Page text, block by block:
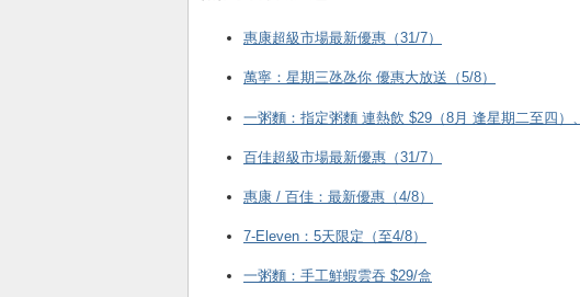
惠康超級市場最新優惠（31/7）
萬寧：星期三氹氹你 優惠大放送（5/8）
一粥麵：指定粥麵 連熱飲 $29（8月 逢星期二至四）、
百佳超級市場最新優惠（31/7）
惠康 / 百佳：最新優惠（4/8）
7-Eleven：5天限定（至4/8）
一粥麵：手工鮮蝦雲吞 $29/盒